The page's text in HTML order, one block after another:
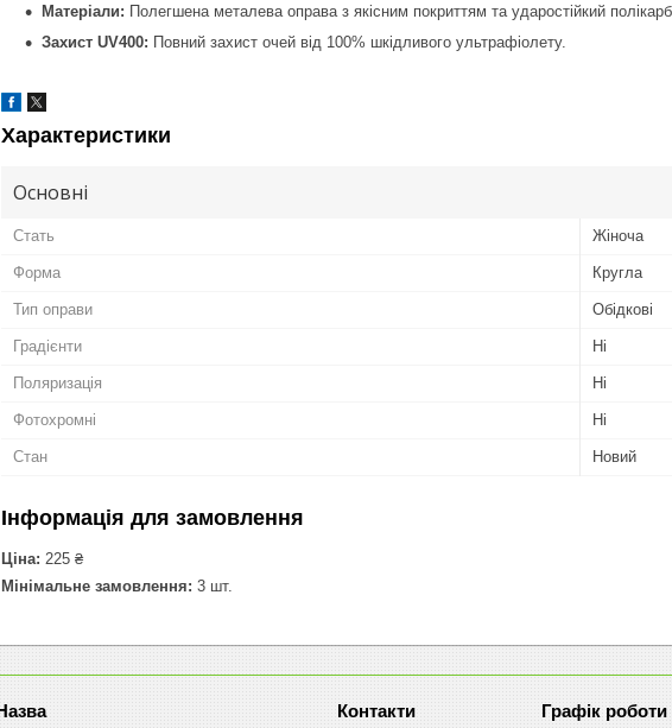
Матеріали: Полегшена металева оправа з якісним покриттям та ударостійкий
Захист UV400: Повний захист очей від 100% шкідливого ультрафіолету.
Характеристики
Основні
Стать Жіноча
Форма Кругла
Тип оправи Обідкові
Градієнти Ні
Поляризація Ні
Фотохромні Ні
Стан Новий
Інформація для замовлення
Ціна: 225 ₴
Мінімальне замовлення: 3 шт.
Графік роботи